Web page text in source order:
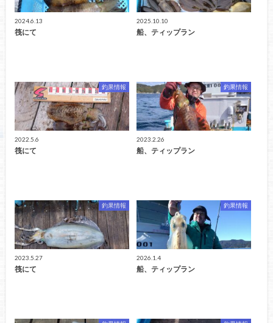
2024.6.13
筏にて
2025.10.10
船、ティップラン
釣果情報
2022.5.6
筏にて
釣果情報
2023.2.26
船、ティップラン
釣果情報
2023.5.27
筏にて
釣果情報
2026.1.4
船、ティップラン